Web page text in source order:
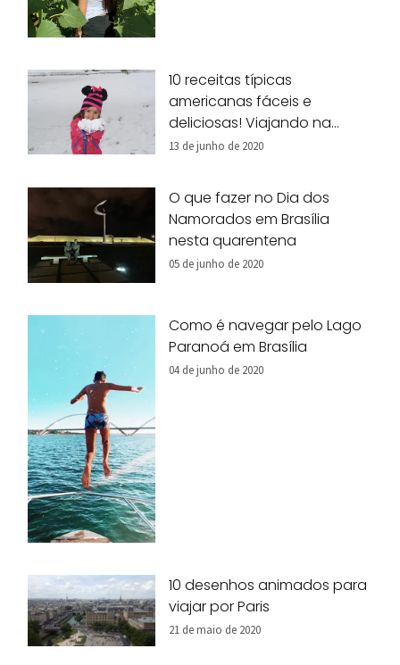
10 receitas típicas
americanas fáceis e
deliciosas! Viajando na
nossa cozinha!
13 de junho de 2020
O que fazer no Dia dos
Namorados em Brasília
nesta quarentena
05 de junho de 2020
Como é navegar pelo Lago
Paranoá em Brasília
04 de junho de 2020
10 desenhos animados para
viajar por Paris
21 de maio de 2020